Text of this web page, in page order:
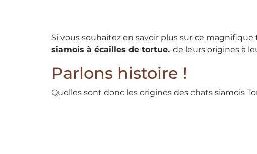
Si vous souhaitez en savoir plus sur ce magnifique
siamois à écailles de tortue.-de leurs origines à
Parlons histoire !
Quelles sont donc les origines des chats siamois